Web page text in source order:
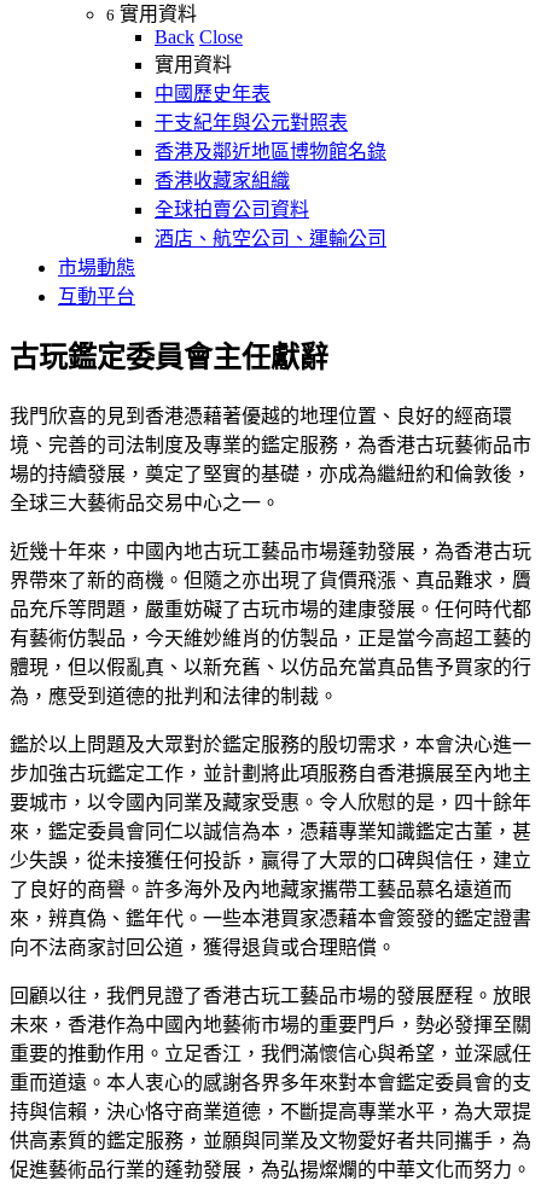
6 實用資料
Back Close
實用資料
中國歷史年表
干支紀年與公元對照表
香港及鄰近地區博物館名錄
香港收藏家組織
全球拍賣公司資料
酒店、航空公司、運輸公司
市場動態
互動平台
古玩鑑定委員會主任獻辭
我門欣喜的見到香港憑藉著優越的地理位置、良好的經商環
境、完善的司法制度及專業的鑑定服務，為香港古玩藝術品市
場的持續發展，奠定了堅實的基礎，亦成為繼紐約和倫敦後，
全球三大藝術品交易中心之一。
近幾十年來，中國內地古玩工藝品市場蓬勃發展，為香港古玩
界帶來了新的商機。但隨之亦出現了貨價飛漲、真品難求，贗
品充斥等問題，嚴重妨礙了古玩市場的建康發展。任何時代都
有藝術仿製品，今天維妙維肖的仿製品，正是當今高超工藝的
體現，但以假亂真、以新充舊、以仿品充當真品售予買家的行
為，應受到道德的批判和法律的制裁。
鑑於以上問題及大眾對於鑑定服務的殷切需求，本會決心進一
步加強古玩鑑定工作，並計劃將此項服務自香港擴展至內地主
要城市，以令國內同業及藏家受惠。令人欣慰的是，四十餘年
來，鑑定委員會同仁以誠信為本，憑藉專業知識鑑定古董，甚
少失誤，從未接獲任何投訴，贏得了大眾的口碑與信任，建立
了良好的商譽。許多海外及內地藏家攜帶工藝品慕名遠道而
來，辨真偽、鑑年代。一些本港買家憑藉本會簽發的鑑定證書
向不法商家討回公道，獲得退貨或合理賠償。
回顧以往，我們見證了香港古玩工藝品市場的發展歷程。放眼
未來，香港作為中國內地藝術市場的重要門戶，勢必發揮至關
重要的推動作用。立足香江，我們滿懷信心與希望，並深感任
重而道遠。本人衷心的感謝各界多年來對本會鑑定委員會的支
持與信賴，決心恪守商業道德，不斷提高專業水平，為大眾提
供高素質的鑑定服務，並願與同業及文物愛好者共同攜手，為
促進藝術品行業的蓬勃發展，為弘揚燦爛的中華文化而努力。